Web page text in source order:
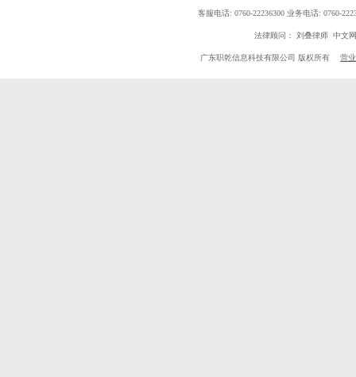
客服电话: 0760-22236300 业务电话: 0760-
法律顾问： 刘叠律师 中文
广东职乾信息科技有限公司 版权所有 营